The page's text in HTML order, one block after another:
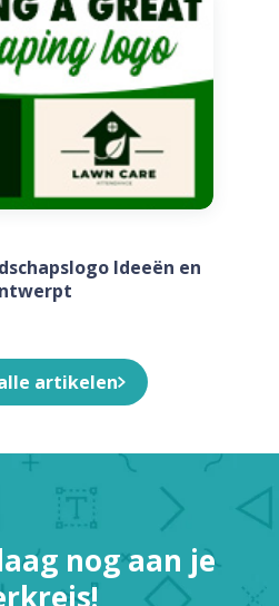
Ideeën en
artikelen
nog aan je